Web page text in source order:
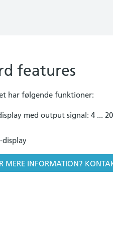
features
har følgende funktioner:
med output signal: 4 ...
display
MERE INFORMATION?